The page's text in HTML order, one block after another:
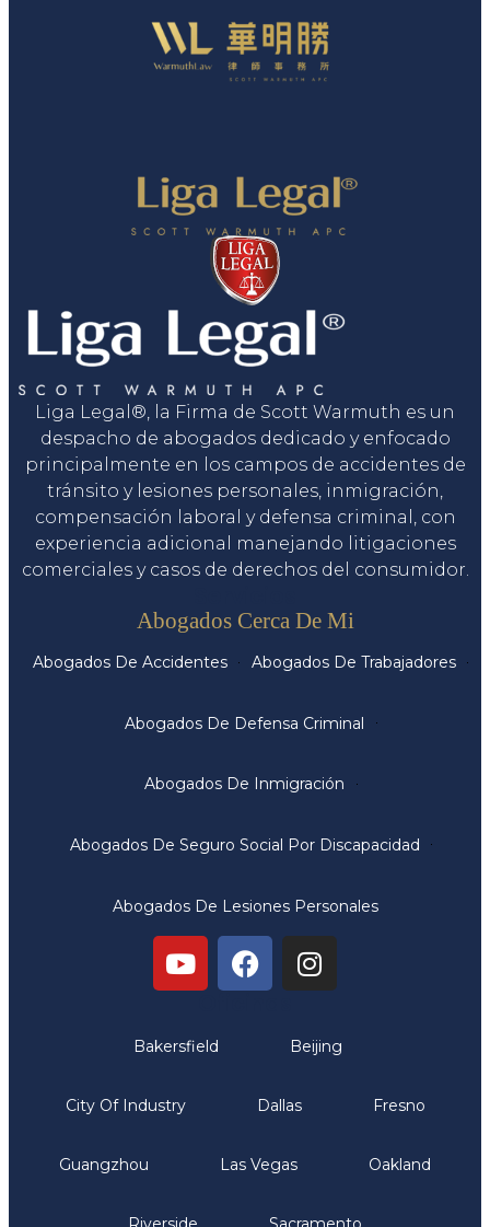
Liga Legal®, la Firma de Scott Warmuth es un
despacho de abogados dedicado y enfocado
principalmente en los campos de accidentes de
tránsito y lesiones personales, inmigración,
compensación laboral y defensa criminal, con
experiencia adicional manejando litigaciones
comerciales y casos de derechos del consumidor.
Abogados Cerca De Mi
Abogados De Accidentes Abogados De Trabajadores
Abogados De Defensa Criminal
Abogados De Inmigración
Abogados De Seguro Social Por Discapacidad
Abogados De Lesiones Personales
Bakersfield Beijing
City Of Industry Dallas Fresno
Guangzhou Las Vegas Oakland